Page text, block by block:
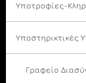
Υποτροφίες-
Υποστηρικτικές
Γραφείο